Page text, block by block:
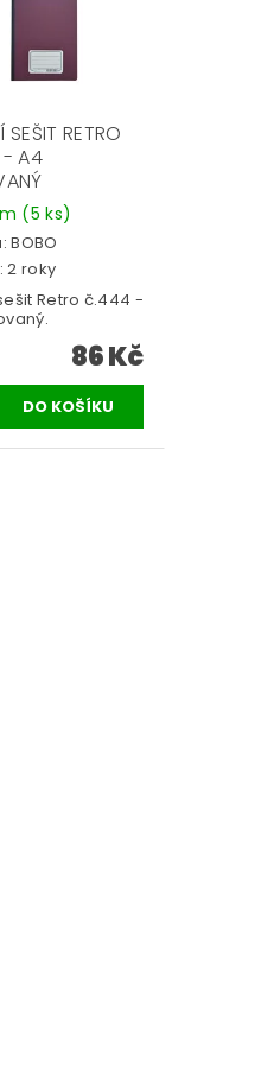
SEŠIT RETRO
A4
(5 ks)
BOBO
2 roky
Retro č.444 -
86 Kč